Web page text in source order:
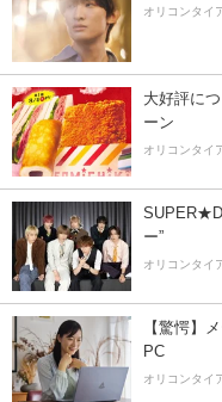
オリコンタイ
大好評に
ーン
オリコンタイ
ー”
オリコンタイ
【驚愕】
PC
オリコンタイ